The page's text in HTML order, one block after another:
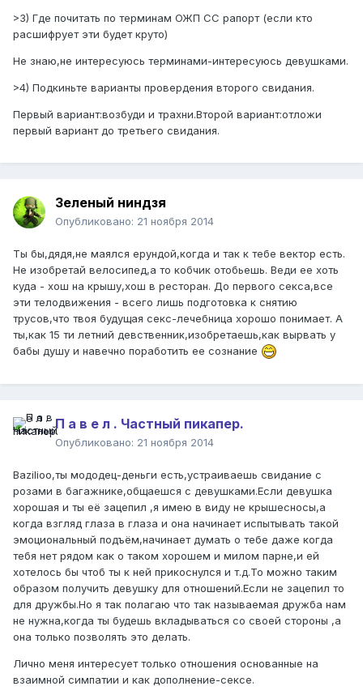
>3) Где почитать по терминам ОЖП СС рапорт (если кто
расшифрует эти будет круто)
Не знаю,не интересуюсь терминами-интересуюсь девушками.
>4) Подкиньте варианты провердения второго свидания.
Первый вариант:возбуди и трахни.Второй вариант:отложи
первый вариант до третьего свидания.
Зеленый ниндзя
Опубликовано: 21 ноября 2014
Ты бы,дядя,не маялся ерундой,когда и так к тебе вектор есть.
Не изобретай велосипед,а то кобчик отобьешь. Веди ее хоть
куда - хош на крышу,хош в ресторан. До первого секса,все
эти телодвижения - всего лишь подготовка к снятию
трусов,что твоя будущая секс-лечебница хорошо понимает. А
ты,как 15 ти летний девственник,изобретаешь,как вырвать у
бабы душу и навечно поработить ее сознание
П а в е л . Частный пикапер.
Опубликовано: 21 ноября 2014
Bazilioo,ты мододец-деньги есть,устраиваешь свидание с
розами в багажнике,общаешся с девушками.Если девушка
хорошая и ты её зацепил ,я имею в виду не крышесносы,а
когда взгляд глаза в глаза и она начинает испытывать такой
эмоциональный подъём,начинает думать о тебе даже когда
тебя нет рядом как о таком хорошем и милом парне,и ей
хотелось бы чтоб ты к ней прикоснулся и т.д.То можно таким
образом получить девушку для отношений.Если не зацепил то
для дружбы.Но я так полагаю что так называемая дружба нам
не нужна,когда ты будешь вкладываться со своей стороны ,а
она только позволять это делать.
Лично меня интересует только отношения основанные на
взаимной симпатии и как дополнение-сексе.